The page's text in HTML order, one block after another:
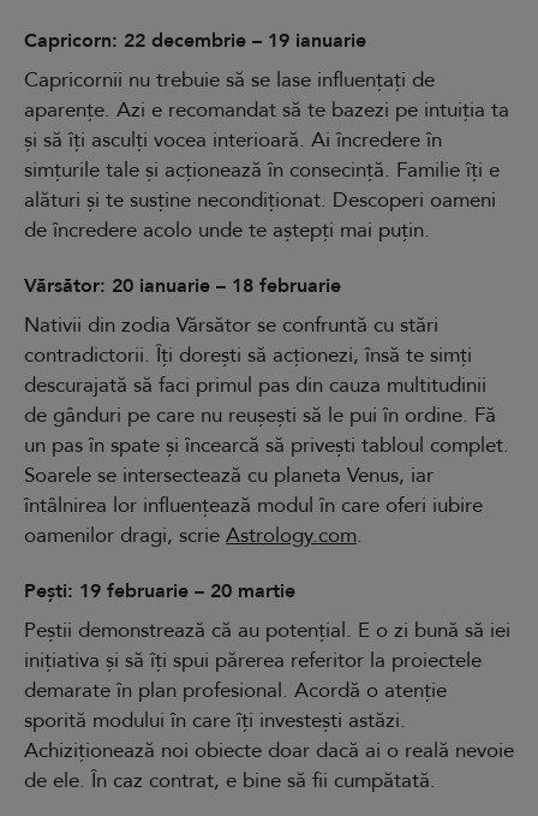
Capricorn: 22 decembrie – 19 ianuarie
Capricornii nu trebuie să se lase influențați de
aparențe. Azi e recomandat să te bazezi pe intuiția ta
și să îți asculți vocea interioară. Ai încredere în
simțurile tale și acționează în consecință. Familie îți e
alături și te susține necondiționat. Descoperi oameni
de încredere acolo unde te aștepți mai puțin.
Vărsător: 20 ianuarie – 18 februarie
Nativii din zodia Vărsător se confruntă cu stări
contradictorii. Îți dorești să acționezi, însă te simți
descurajată să faci primul pas din cauza multitudinii
de gânduri pe care nu reușești să le pui în ordine. Fă
un pas în spate și încearcă să privești tabloul complet.
Soarele se intersectează cu planeta Venus, iar
întâlnirea lor influențează modul în care oferi iubire
oamenilor dragi, scrie Astrology.com.
Pești: 19 februarie – 20 martie
Peștii demonstrează că au potențial. E o zi bună să iei
inițiativa și să îți spui părerea referitor la proiectele
demarate în plan profesional. Acordă o atenție
sporită modului în care îți investești astăzi.
Achiziționează noi obiecte doar dacă ai o reală nevoie
de ele. În caz contrat, e bine să fii cumpătată.